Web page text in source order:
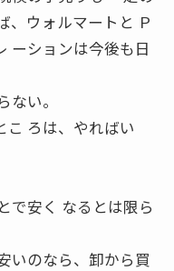
、ウォルマートと Ｐ
ーションは今後も日
い。
こ ろは、やればい
で安く なるとは限ら
いのなら、卸から買